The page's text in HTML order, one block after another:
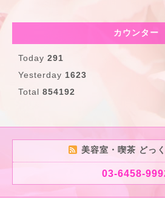
カウンター
Today 291
Yesterday 1623
Total 854192
美容室・喫茶 どっ
03-6458-